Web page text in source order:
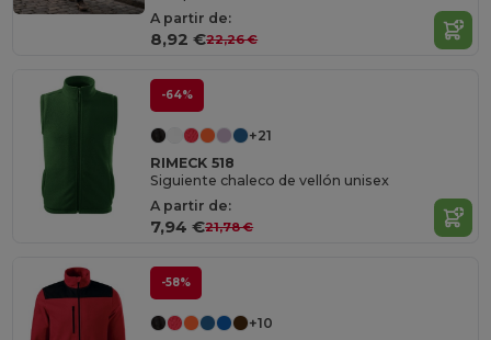
A partir de:
8,92 €22,26 €
-64%
+21
RIMECK 518
Siguiente chaleco de vellón unisex
A partir de:
7,94 €21,78 €
-58%
+10